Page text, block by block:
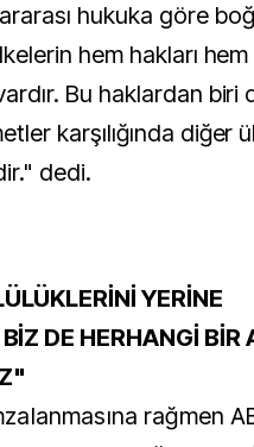
hukuka göre
hem hakları
Bu haklardan biri
karşılığında diğer
dedi.
YERİNE
DE HERHANGİ BİR
rağmen